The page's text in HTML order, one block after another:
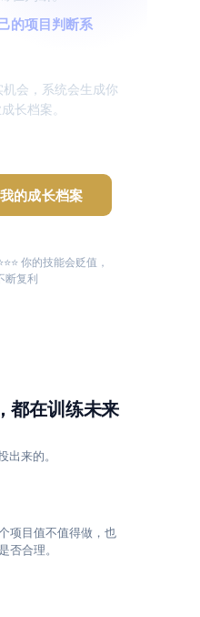
的项目判断系
会，系统会生成你
长档案。
的成长档案
你的技能会贬值，
断复利
都在训练未来
出来的。
项目值不值得做，也
否合理。